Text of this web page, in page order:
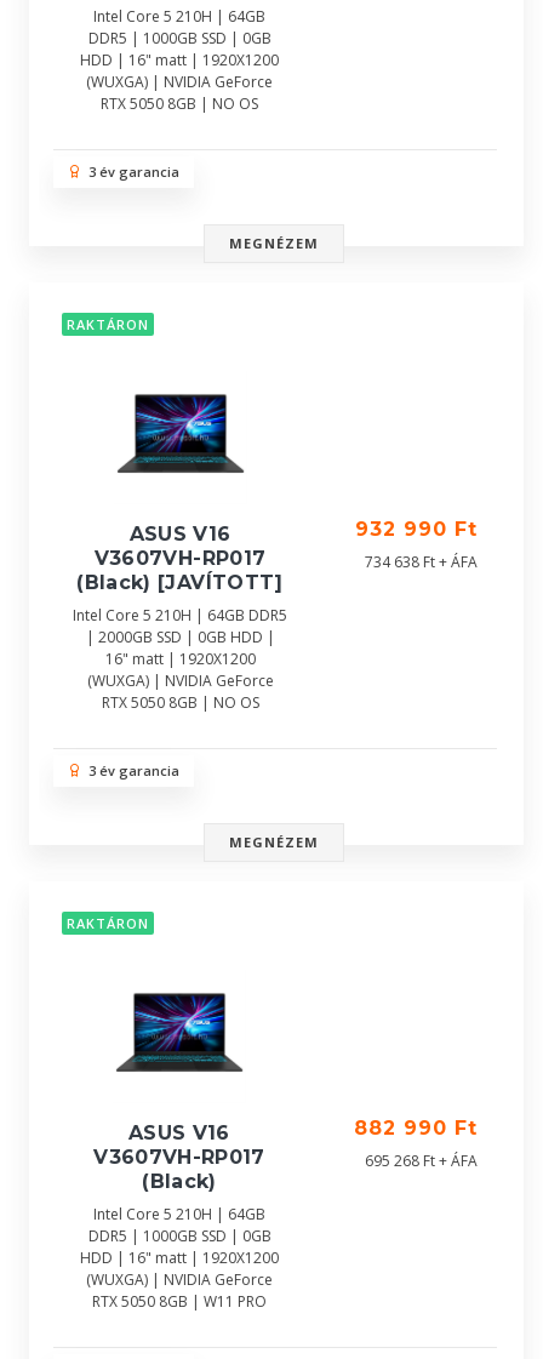
Intel Core 5 210H | 64GB
DDR5 | 1000GB SSD | 0GB
HDD | 16" matt | 1920X1200
(WUXGA) | NVIDIA GeForce
RTX 5050 8GB | NO OS
3 év garancia
MEGNÉZEM
RAKTÁRON
ASUS V16
V3607VH-RP017
(Black) [JAVÍTOTT]
Intel Core 5 210H | 64GB DDR5
| 2000GB SSD | 0GB HDD |
16" matt | 1920X1200
(WUXGA) | NVIDIA GeForce
RTX 5050 8GB | NO OS
932 990 Ft
734 638 Ft + ÁFA
3 év garancia
MEGNÉZEM
RAKTÁRON
ASUS V16
V3607VH-RP017
(Black)
Intel Core 5 210H | 64GB
DDR5 | 1000GB SSD | 0GB
HDD | 16" matt | 1920X1200
(WUXGA) | NVIDIA GeForce
RTX 5050 8GB | W11 PRO
882 990 Ft
695 268 Ft + ÁFA